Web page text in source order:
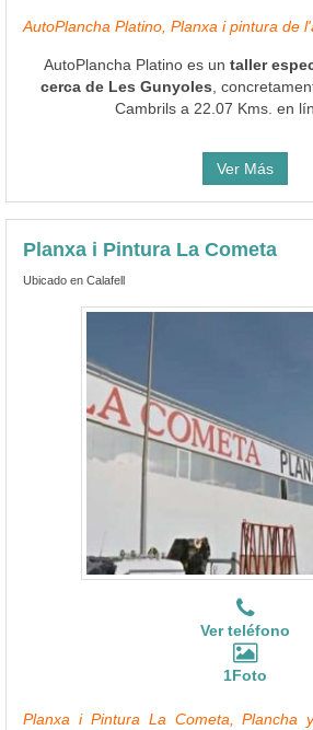
AutoPlancha Platino, Planxa i pintura de
AutoPlancha Platino es un taller
cerca de Les Gunyoles ,
Cambrils a 22.07 Kms. en
Ver Más
Planxa i Pintura La Cometa
Ubicado en Calafell
Ver teléfono
1Foto
Planxa i Pintura La Cometa, Plancha